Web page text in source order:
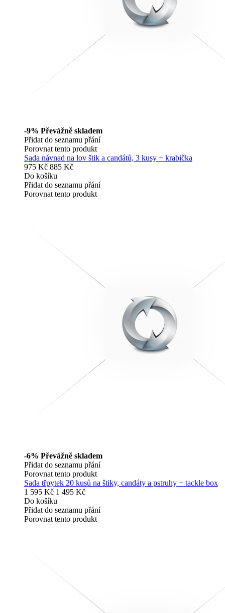
-9% Převážně skladem
Přidat do seznamu přání
Porovnat tento produkt
Sada návnad na lov štik a candátů, 3 kusy + krabička
975 Kč 885 Kč
Do košíku
Přidat do seznamu přání
Porovnat tento produkt
-6% Převážně skladem
Přidat do seznamu přání
Porovnat tento produkt
Sada třpytek 20 kusů na štiky, candáty a pstruhy + tackle box
1 595 Kč 1 495 Kč
Do košíku
Přidat do seznamu přání
Porovnat tento produkt